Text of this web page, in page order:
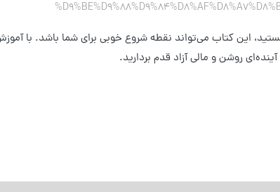
این کتاب می‌تواند نقطه شروع خوبی برای شما باشد. با
روشن و مالی آزاد قدم بردارید.